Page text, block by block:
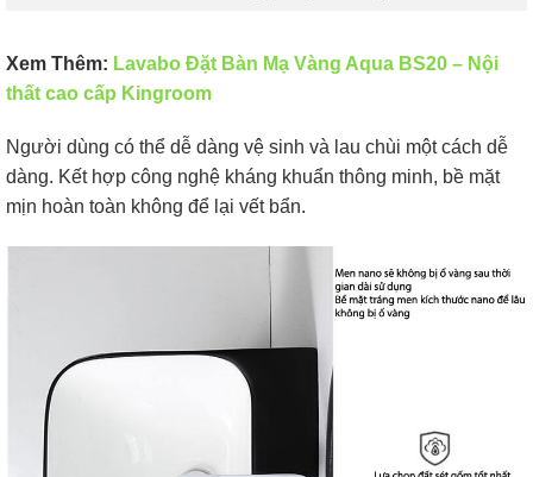
Xem Thêm: Lavabo Đặt Bàn Mạ Vàng Aqua BS20 – Nội
thất cao cấp Kingroom
Người dùng có thể dễ dàng vệ sinh và lau chùi một cách dễ
dàng. Kết hợp công nghệ kháng khuẩn thông minh, bề mặt
mịn hoàn toàn không để lại vết bẩn.